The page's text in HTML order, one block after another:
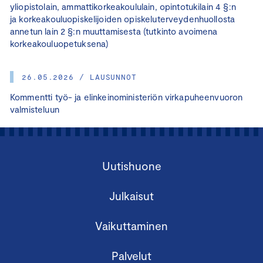
yliopistolain, ammattikorkeakoululain, opintotukilain 4 §:n
ja korkeakouluopiskelijoiden opiskeluterveydenhuollosta
annetun lain 2 §:n muuttamisesta (tutkinto avoimena
korkeakouluopetuksena)
26.05.2026 / LAUSUNNOT
Kommentti työ- ja elinkeinoministeriön virkapuheenvuoron
valmisteluun
Uutishuone
Julkaisut
Vaikuttaminen
Palvelut